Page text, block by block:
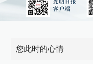
您此时的心情